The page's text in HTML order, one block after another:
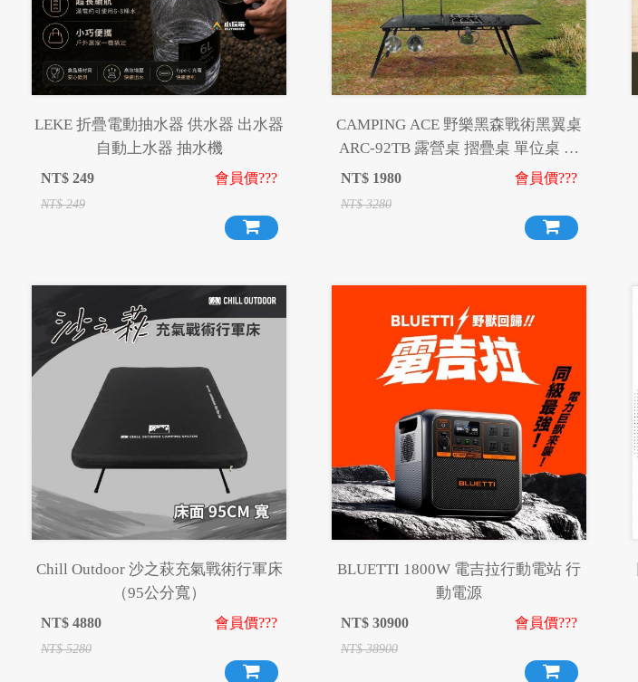
LEKE 折疊電動抽水器 供水器 出水器
自動上水器 抽水機
NT$ 249
NT$249
會員價???
CAMPING ACE 野樂黑森戰術黑翼桌
ARC-92TB 露營桌 摺疊桌 單位桌 折
疊桌 IGT桌 露營 野炊 野餐
NT$ 1980
NT$3280
會員價???
Chill Outdoor 沙之萩充氣戰術行軍床
（95公分寬）
NT$ 4880
NT$5280
會員價???
BLUETTI 1800W 電吉拉行動電站 行
動電源
NT$ 30900
NT$38900
會員價???